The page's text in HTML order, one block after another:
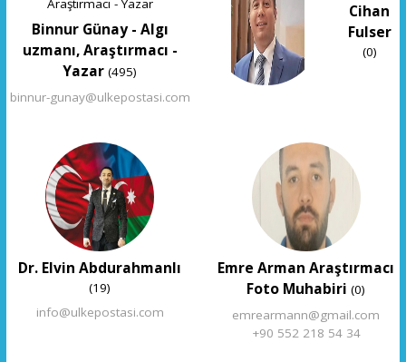
Binnur Günay - Algı
uzmanı, Araştırmacı -
Yazar (495)
binnur-gunay@ulkepostasi.com
Cihan
Fulser
(0)
Dr. Elvin Abdurahmanlı
(19)
info@ulkepostasi.com
Emre Arman Araştırmacı
Foto Muhabiri (0)
emrearmann@gmail.com
+90 552 218 54 34